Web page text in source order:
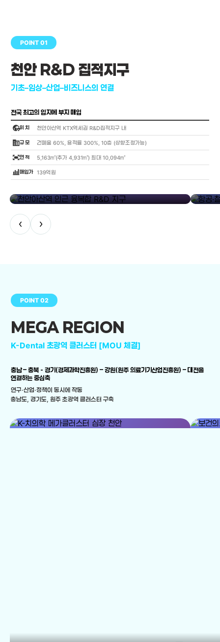
POINT 01
천안 R&D 집적지구
기초–임상–산업–비즈니스의 연결
전국 최고의 입지에 부지 매입
globe_location_pin위 치 천안아산역 KTX역세권 R&D집적지구 내
corporate_fare규 모 건폐율 60%, 용적률 300%, 10층 (상향조정가능)
fit_screen면 적 5,163㎡(추가 4,931㎡) 최대 10,094㎡
bar_chart_4_bars매입가 139억원
‹ ›
POINT 02
MEGA REGION
K-Dental 초광역 클러스터 [MOU 체결]
충남 – 충북 - 경기(경제과학진흥원) – 강원(원주 의료기기산업진흥원) – 대전을
연결하는 중심축
연구·산업·정책이 동시에 작동
충남도, 경기도, 원주 초광역 클러스터 구축